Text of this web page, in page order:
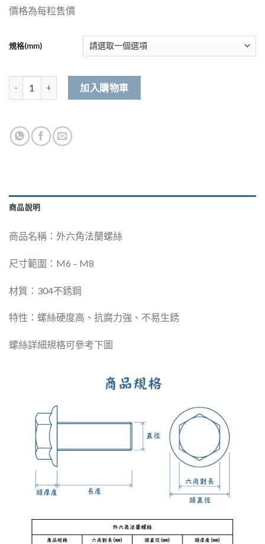
價格為每粒售價
規格(mm)
304不銹鋼 外六角法蘭螺絲 數量
加入購物車
商品說明
商品名稱：外六角法蘭螺絲
尺寸範圍：M6 – M8
材質：304不銹鋼
特性：螺絲硬度高、抗腐力強、不易生銹
螺絲詳細規格可參考下圖